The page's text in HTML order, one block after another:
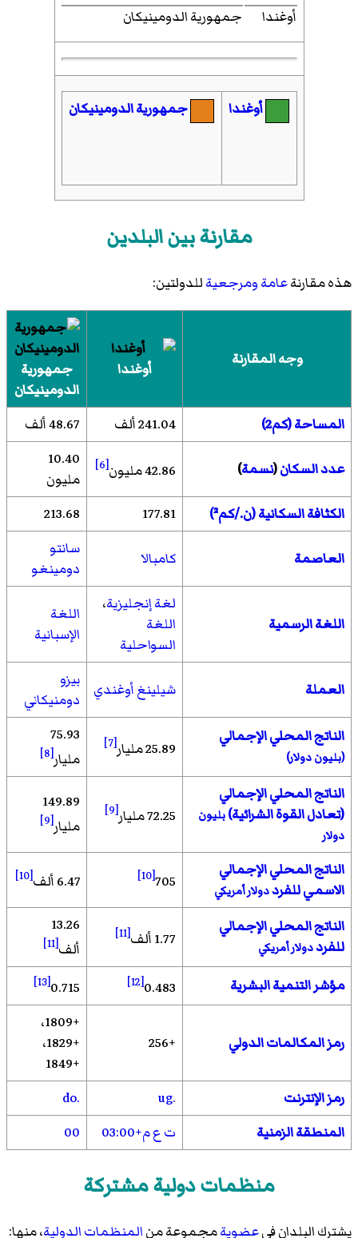
أوغندا جمهورية الدومينيكان
أوغندا جمهورية الدومينيكان
مقارنة بين البلدين
هذه مقارنةعامةومرجعيةللدولتين:
وجه المقارنة أوغندا
جمهورية
الدومينيكان
المساحة (كم2)
241.04 ألف 48.67 ألف
عدد السكان(نسمة) 42.86 مليون [6]
10.40
مليون
الكثافة السكانية (ن./كم²)
177.81
213.68
العاصمة كامبالا
سانتو
دومينغو
اللغة الرسمية
لغة إنجليزية،
اللغة
السواحلية
اللغة
الإسبانية
العملة شيلينغ أوغندي
بيزو
دومنيكاني
الناتج المحلي الإجمالي
(بليون دولار) 25.89 مليار [7]
75.93
مليار[8]
الناتج المحلي الإجمالي
(تعادل القوة الشرائية)بليون
دولار
72.25 مليار [9]
149.89
مليار[9]
الناتج المحلي الإجمالي
الاسمي للفرددولار أمريكي 705
[10] 6.47 ألف [10]
الناتج المحلي الإجمالي
للفرددولار أمريكي 1.77 ألف [11]
13.26
ألف[11]
مؤشر التنمية البشرية 0.483
[12]
0.715
[13]
رمز المكالمات الدولي +256
+1809،
+1829،
+1849
رمز الإنترنت
.ug
.do
المنطقة الزمنية
ت ع م+03:00 00
منظمات دولية مشتركة
يشترك البلدان فيعضويةمجموعة منالمنظمات الدولية، منها: